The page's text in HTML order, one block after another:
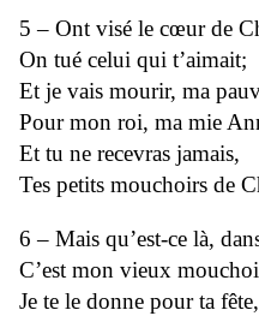
5 – Ont visé le cœur de
On tué celui qui t’aimait;
Et je vais mourir, ma
Pour mon roi, ma mie
Et tu ne recevras jamais,
Tes petits mouchoirs de
6 – Mais qu’est-ce là,
C’est mon vieux
Je te le donne pour ta fête,